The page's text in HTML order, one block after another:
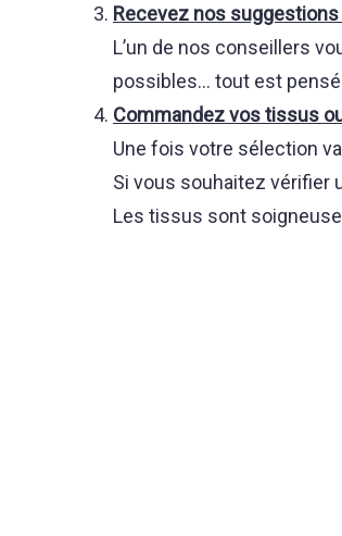
Recevez nos suggestions
L’un de nos conseillers
possibles… tout est
Commandez vos tissus
Une fois votre sélection
Si vous souhaitez vérifier
Les tissus sont